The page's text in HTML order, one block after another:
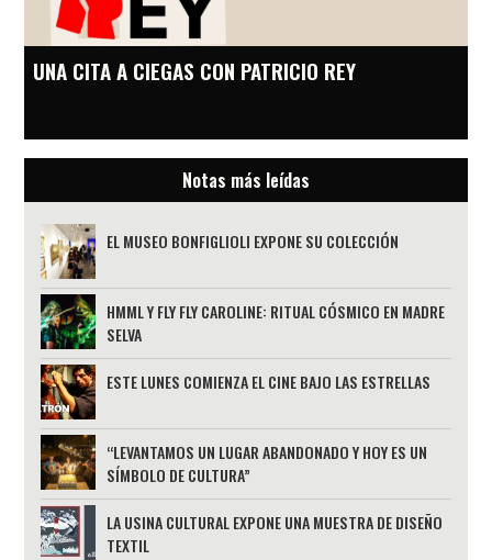
UNA CITA A CIEGAS CON PATRICIO REY
Notas más leídas
EL MUSEO BONFIGLIOLI EXPONE SU COLECCIÓN
HMML Y FLY FLY CAROLINE: RITUAL CÓSMICO EN MADRE
SELVA
ESTE LUNES COMIENZA EL CINE BAJO LAS ESTRELLAS
“LEVANTAMOS UN LUGAR ABANDONADO Y HOY ES UN
SÍMBOLO DE CULTURA”
LA USINA CULTURAL EXPONE UNA MUESTRA DE DISEÑO
TEXTIL